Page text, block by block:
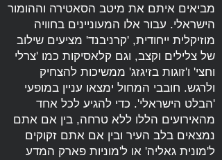
מביאים איתם את מיטב הסאטירה וההומור
הישראלי. עבור אלו המעוניינים בחוויה
מוזיקלית ייחודית, 'קרניבנד' מציעים שילוב
של צלילים וקצב, וגם קלאסיקות כמו 'צרלי
וחצי' ו'זוגות בזיגזג' ממשיכות להצחיק
ולרגש. חובבי המחול ימצאו עניין במופעי
'הבלט הישראלי'. כדי להגיע לכל אחד
מהאירועים הללו ללא טרחה, בין אם אתם
נמצאים בלב העיר ובין אם אתם זקוקים
ל'מונית גאליה' או ל'מוניות פארק המדע